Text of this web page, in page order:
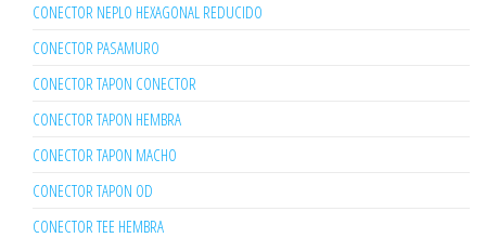
CONECTOR NEPLO HEXAGONAL REDUCIDO
CONECTOR PASAMURO
CONECTOR TAPON CONECTOR
CONECTOR TAPON HEMBRA
CONECTOR TAPON MACHO
CONECTOR TAPON OD
CONECTOR TEE HEMBRA